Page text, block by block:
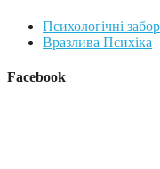
Психологічні
Вразлива Психіка
Facebook